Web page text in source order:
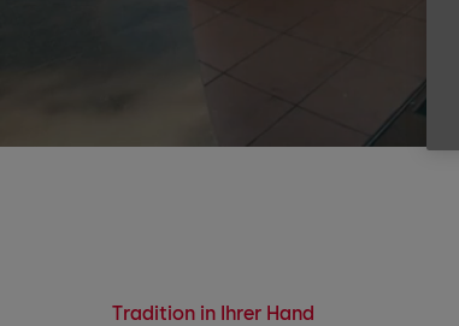
Tradition in Ihrer Hand